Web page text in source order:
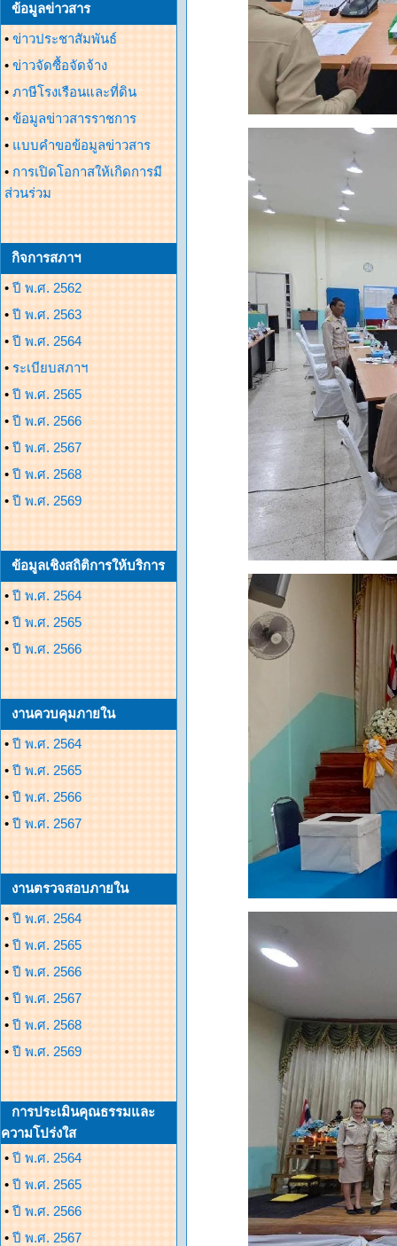
ข้อมูลข่าวสาร
• ข่าวประชาสัมพันธ์
• ข่าวจัดซื้อจัดจ้าง
• ภาษีโรงเรือนและที่ดิน
• ข้อมูลข่าวสารราชการ
• แบบคำขอข้อมูลข่าวสาร
• การเปิดโอกาสให้เกิดการมี
ส่วนร่วม
กิจการสภาฯ
• ปี พ.ศ. 2562
• ปี พ.ศ. 2563
• ปี พ.ศ. 2564
• ระเบียบสภาฯ
• ปี พ.ศ. 2565
• ปี พ.ศ. 2566
• ปี พ.ศ. 2567
• ปี พ.ศ. 2568
• ปี พ.ศ. 2569
ข้อมูลเชิงสถิติการให้บริการ
• ปี พ.ศ. 2564
• ปี พ.ศ. 2565
• ปี พ.ศ. 2566
งานควบคุมภายใน
• ปี พ.ศ. 2564
• ปี พ.ศ. 2565
• ปี พ.ศ. 2566
• ปี พ.ศ. 2567
งานตรวจสอบภายใน
• ปี พ.ศ. 2564
• ปี พ.ศ. 2565
• ปี พ.ศ. 2566
• ปี พ.ศ. 2567
• ปี พ.ศ. 2568
• ปี พ.ศ. 2569
การประเมินคุณธรรมและ
ความโปร่งใส
• ปี พ.ศ. 2564
• ปี พ.ศ. 2565
• ปี พ.ศ. 2566
• ปี พ.ศ. 2567